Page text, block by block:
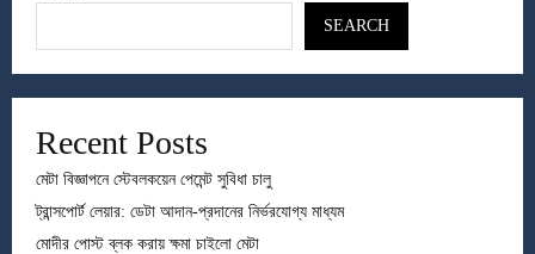
SEARCH
Recent Posts
মেটা বিজ্ঞাপনে স্টেবলকয়েন পেমেন্ট সুবিধা চালু
ট্রান্সপোর্ট লেয়ার: ডেটা আদান-প্রদানের নির্ভরযোগ্য মাধ্যম
মোদীর পোস্ট ব্লক করায় ক্ষমা চাইলো মেটা